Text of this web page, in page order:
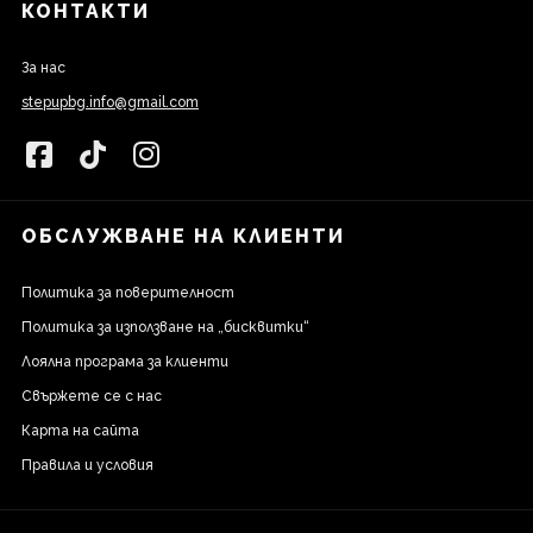
КОНТАКТИ
За нас
stepupbg.info@gmail.com
ОБСЛУЖВАНЕ НА КЛИЕНТИ
Политика за поверителност
Политика за използване на „бисквитки“
Лоялна програма за клиенти
Свържете се с нас
Карта на сайта
Правила и условия